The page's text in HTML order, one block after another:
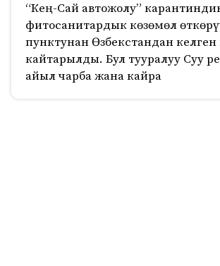
“Кең-Сай автожолу”
фитосанитардык көзөмөл
пунктунан Өзбекстандан келген
кайтарылды. Бул тууралуу Суу
айыл чарба жана кайра